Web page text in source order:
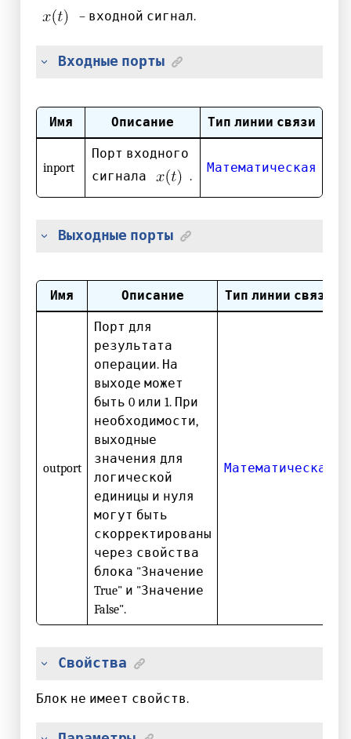
– входной сигнал.
Входные порты
Имя Описание Тип линии связи
inport
Порт входного
сигнала
.
Математическая
Выходные порты
Имя Описание Тип линии связи
outport
Порт для
результата
операции. На
выходе может
быть 0 или 1. При
необходимости,
выходные
значения для
логической
единицы и нуля
могут быть
скорректированы
через свойства
блока "Значение
True" и "Значение
False".
Математическая
Свойства
Блок не имеет свойств.